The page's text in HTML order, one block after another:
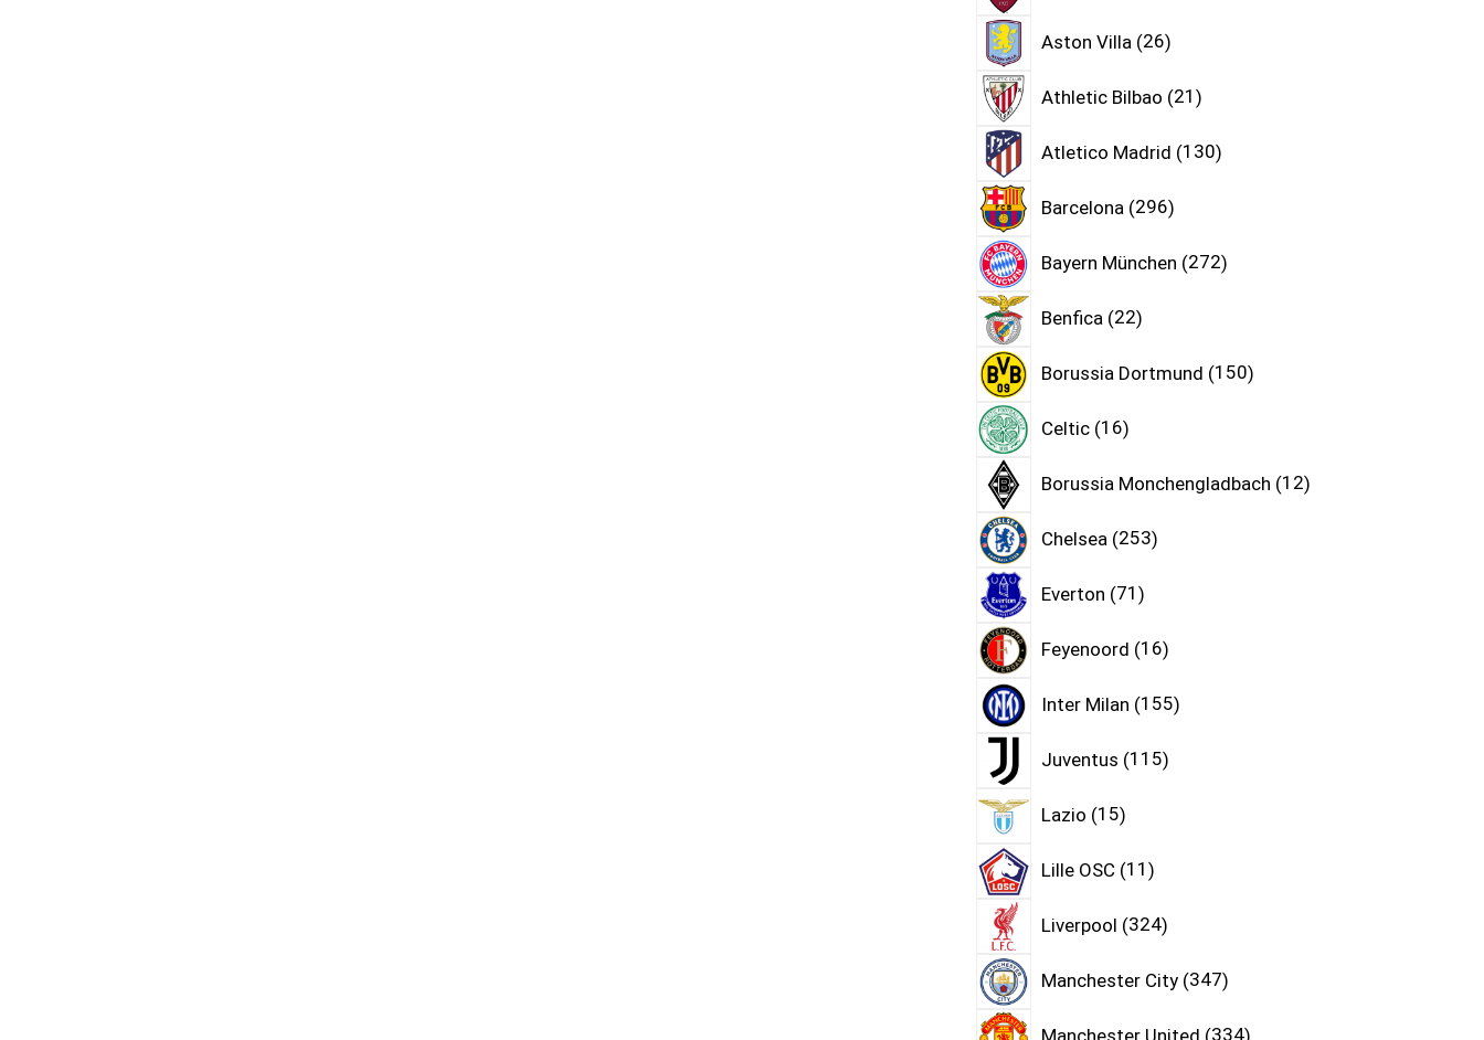
Aston Villa 26
Athletic Bilbao 21
Atletico Madrid 130
Barcelona 296
Bayern München 272
Benfica 22
Borussia Dortmund 150
Celtic 16
Borussia Monchengladbach 12
Chelsea 253
Everton 71
Feyenoord 16
Inter Milan 155
Juventus 115
Lazio 15
Lille OSC 11
Liverpool 324
Manchester City 347
Manchester United 334